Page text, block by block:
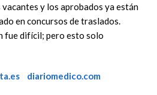
y los aprobados ya están
en concursos de traslados.
fue difícil; pero esto solo
diariomedico.com